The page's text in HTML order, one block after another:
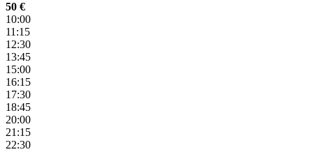
50 €
10:00
11:15
12:30
13:45
15:00
16:15
17:30
18:45
20:00
21:15
22:30